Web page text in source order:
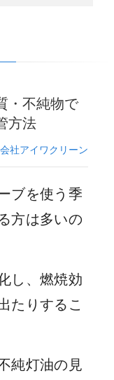
・不純物で
方法
社アイワクリーン
ブを使う季
方は多いの
し、燃焼効
たりするこ
純灯油の見